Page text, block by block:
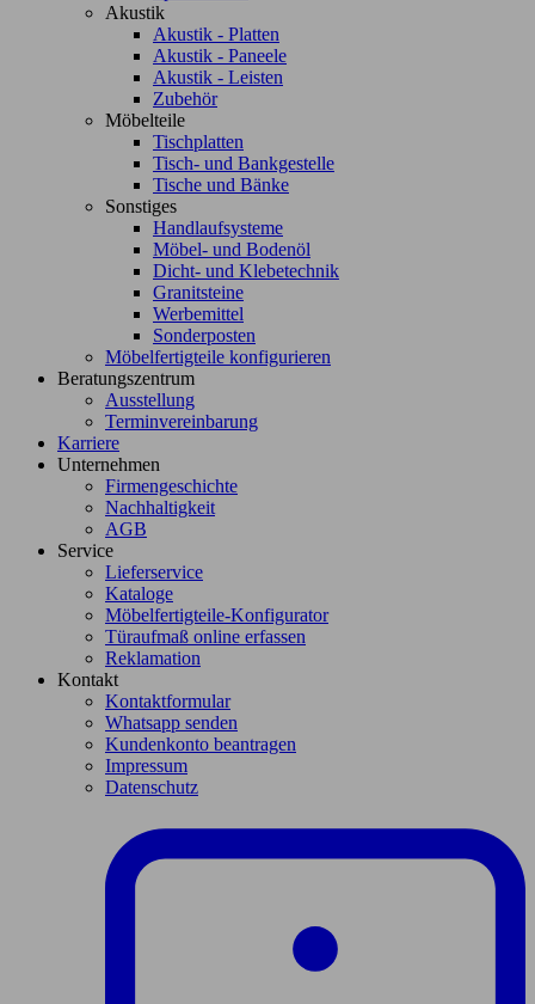
Akustik
Akustik - Platten
Akustik - Paneele
Akustik - Leisten
Zubehör
Möbelteile
Tischplatten
Tisch- und Bankgestelle
Tische und Bänke
Sonstiges
Handlaufsysteme
Möbel- und Bodenöl
Dicht- und Klebetechnik
Granitsteine
Werbemittel
Sonderposten
Möbelfertigteile konfigurieren
Beratungszentrum
Ausstellung
Terminvereinbarung
Karriere
Unternehmen
Firmengeschichte
Nachhaltigkeit
AGB
Service
Lieferservice
Kataloge
Möbelfertigteile-Konfigurator
Türaufmaß online erfassen
Reklamation
Kontakt
Kontaktformular
Whatsapp senden
Kundenkonto beantragen
Impressum
Datenschutz